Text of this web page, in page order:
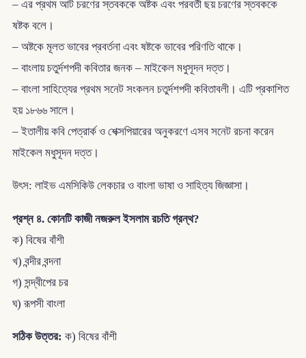
– এর প্রথম আট চরণের স্তবককে অষ্টক এবং পরবর্তী ছয় চরণের স্তবককে
ষষ্টক বলে।
– অষ্টকে মূলত ভাবের প্রবর্তনা এবং ষষ্টকে ভাবের পরিণতি থাকে।
– বাংলায় চতুর্দশপদী কবিতার জনক – মাইকেল মধুসূদন দত্ত।
– বাংলা সাহিত্যের প্রথম সনেট সংকলন চতুর্দশপদী কবিতাবলী। এটি প্রকাশিত
হয় ১৮৬৬ সালে।
– ইতালীয় কবি পেত্রার্ক ও শেক্সপিয়ারের অনুকরণে এসব সনেট রচনা করেন
মাইকেল মধুসূদন দত্ত।
উৎস: লাইভ এমসিকিউ লেকচার ও বাংলা ভাষা ও সাহিত্য জিজ্ঞাসা।
প্রশ্ন ৪. কোনটি কাজী নজরুল ইসলাম রচতি গ্রন্থ?
ক) বিষের বাঁশী
খ) বন্দীর বন্দনা
গ) সন্দ্বীপের চর
ঘ) রূপসী বাংলা
সঠিক উত্তর: ক) বিষের বাঁশী